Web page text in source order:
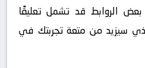
بعض الروابط قد تشمل تعليقًا
سيزيد من متعة تجربتك في